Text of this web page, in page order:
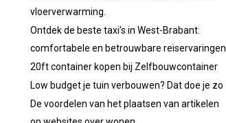
vloerverwarming.
Ontdek de beste taxi’s in West-Brabant:
comfortabele en betrouwbare reiservaringen
20ft container kopen bij Zelfbouwcontainer
Low budget je tuin verbouwen? Dat doe je zo
De voordelen van het plaatsen van artikelen